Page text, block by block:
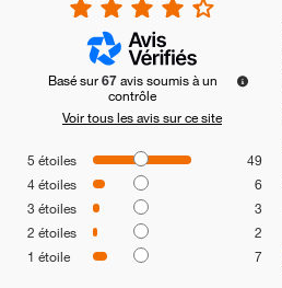
Basé sur67 avis soumis à un
contrôle
Voir tous les avis sur ce site
5 étoiles
49
4étoiles
6
3 étoiles
3
2 étoiles
2
1 étoile 7